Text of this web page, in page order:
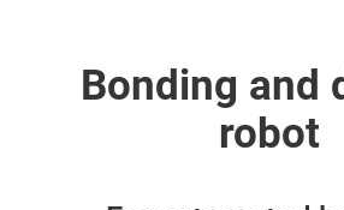
Bonding and
robot